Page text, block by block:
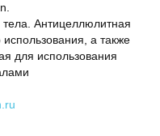
Антицеллюлитная
а также
для использования